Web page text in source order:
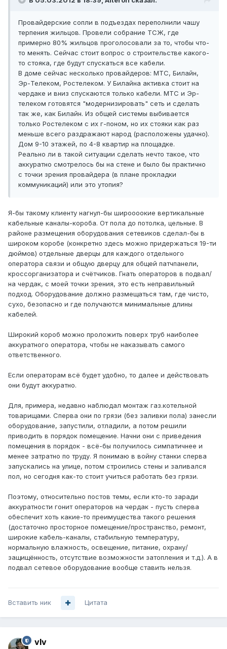
Провайдерские сопли в подъездах переполнили чашу
терпения жильцов. Провели собрание ТСЖ, где
примерно 80% жильцов проголосовали за то, чтобы что-
то менять. Сейчас стоит вопрос о строительстве какого-
то стояка, где будут спускаться все кабели.
В доме сейчас несколько провайдеров: МТС, Билайн,
Эр-Телеком, Ростелеком. У Билайна активка стоит на
чердаке и вниз спускаются только кабели. МТС и Эр-
телеком готовятся "модернизировать" сеть и сделать
так же, как Билайн. Из общей системы выбивается
только Ростелеком с их г-поном, но их стояки как раз
меньше всего раздражают народ (расположены удачно).
Дом 9-10 этажей, по 4-8 квартир на площадке.
Реально ли в такой ситуации сделать нечто такое, что
аккуратно смотрелось бы на стене и было бы практично
с точки зрения провайдера (в плане прокладки
коммуникаций) или это утопия?
Я-бы такому клиенту нагнул-бы широооокие вертикальные
кабельные каналы-короба. От пола до потолка, цельные. В
районе размещения оборудования сетевиков сделал-бы в
широком коробе (конкретно здесь можно придержаться 19-ти
дюймов) отдельные дверцы для каждого отдельного
оператора связи и общую дверцу для общей патчпанели,
кроссорганизатора и счётчиков. Гнать операторов в подвал/
на чердак, с моей точки зрения, это есть неправильный
подход. Оборудование должно размещаться там, где чисто,
сухо, безопасно и где получаются минимальные длины
кабелей.
Широкий короб можно проложить поверх труб наиболее
аккуратного оператора, чтобы не наказывать самого
ответственного.
Если операторам всё будет удобно, то далее и действовать
они будут аккуратно.
Для, примера, недавно наблюдал монтаж газ.котельной
товарищами. Сперва они по грязи (без заливки пола) занесли
оборудование, запустили, отладили, а потом решили
приводить в порядок помещение. Начни они с приведения
помещения в порядок - всё-бы получилось симпатичнее и
менее затратно по труду. Я понимаю в войну станки сперва
запускались на улице, потом строились стены и заливался
пол, но сегодня как-то стоит учиться работать без грязи.
Поэтому, относительно постов темы, если кто-то заради
аккуратности гонит операторов на чердак - пусть сперва
обеспечит хоть какие-то преимущества такого решения
(достаточно просторное помещение/пространство, ремонт,
широкие кабель-каналы, стабильную температуру,
нормальную влажность, освещение, питание, охрану/
защищённость, отсутствие возможности затопления и т.д.). А в
подвал сетевое оборудование вообще ставить нельзя.
Вставить ник Цитата
vIv